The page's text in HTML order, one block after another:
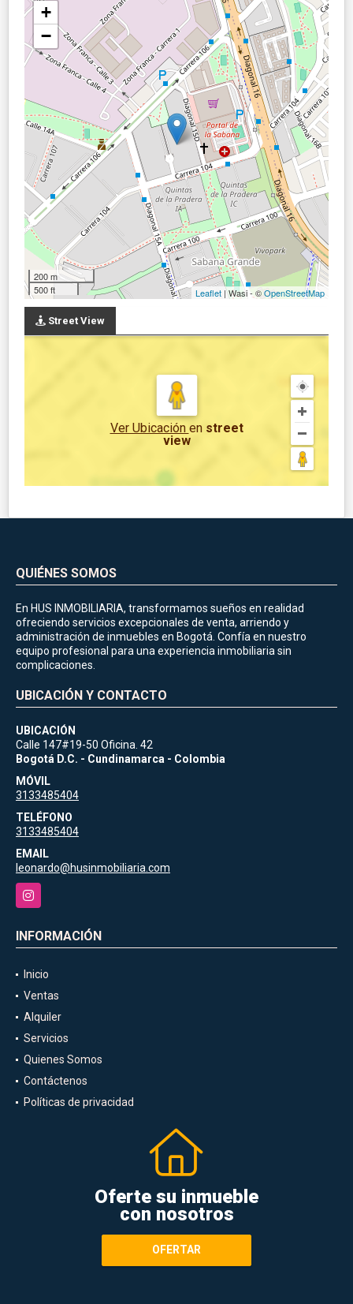
+
−
200 m
500 ft
Leaflet | Wasi - ©OpenStreetMap
Street View
Ver Ubicación en street
view
QUIÉNES SOMOS
En HUS INMOBILIARIA, transformamos sueños en realidad
ofreciendo servicios excepcionales de venta, arriendo y
administración de inmuebles en Bogotá. Confía en nuestro
equipo profesional para una experiencia inmobiliaria sin
complicaciones.
UBICACIÓN Y CONTACTO
UBICACIÓN
Calle 147#19-50 Oficina. 42
Bogotá D.C. - Cundinamarca - Colombia
MÓVIL
3133485404
TELÉFONO
3133485404
EMAIL
leonardo@husinmobiliaria.com
Instagram
INFORMACIÓN
Inicio
Ventas
Alquiler
Servicios
Quienes Somos
Contáctenos
Políticas de privacidad
Oferte su inmueble
con nosotros
OFERTAR